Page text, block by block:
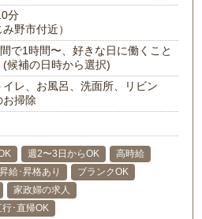
分
野市付近）
で1時間〜、好きな日に働くこと
候補の日時から選択)
イレ、お風呂、洗面所、リビン
お掃除
週2〜3日からOK
高時給
昇給･昇格あり
ブランクOK
家政婦の求人
行･直帰OK